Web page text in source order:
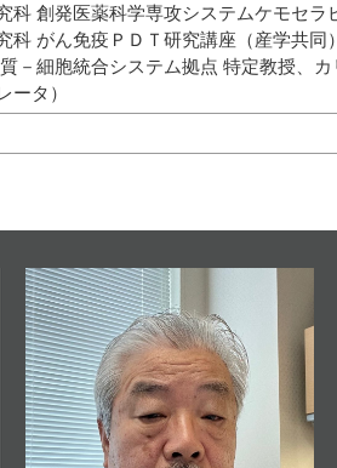
究科 創発医薬科学専攻システムケモ
究科 がん免疫ＰＤＴ研究講座（産学
－細胞統合システム拠点 特定教授、
タ）